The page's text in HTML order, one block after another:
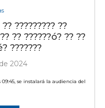
????????? ??
?? ??????ó? ?? ??
???????
2024
se instalará la audiencia del